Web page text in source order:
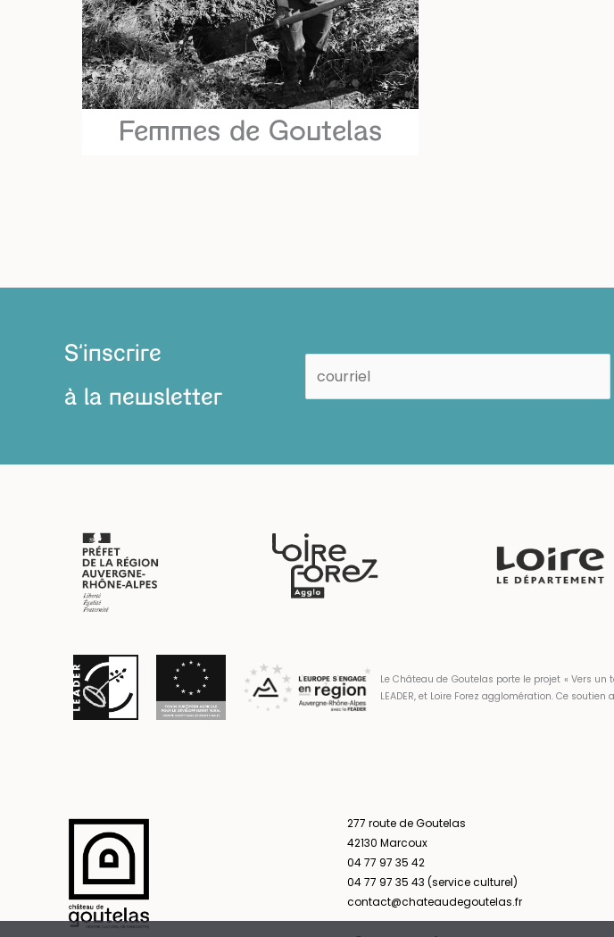
Femmes de Goutelas
S'inscrire
à la newsletter
Le Château de Goutelas porte le projet « Vers
LEADER, et Loire Forez agglomération. Ce
277 route de Goutelas
42130 Marcoux
04 77 97 35 42
04 77 97 35 43 (service culturel)
contact@chateaudegoutelas.fr